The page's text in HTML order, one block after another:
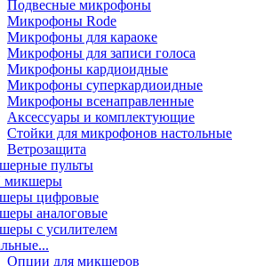
Подвесные микрофоны
Микрофоны Rode
Микрофоны для караоке
Микрофоны для записи голоса
Микрофоны кардиоидные
Микрофоны суперкардиоидные
Микрофоны всенаправленные
Аксессуары и комплектующие
Стойки для микрофонов настольные
Ветрозащита
пульты
микшеры
цифровые
аналоговые
с усилителем
Опции для микшеров